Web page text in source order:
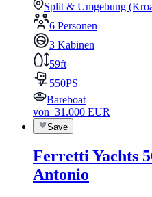
Split & Umgebung
6 Personen
3 Kabinen
59ft
550PS
Bareboat
von 31.000 EUR
Save
Ferretti Yachts
Antonio